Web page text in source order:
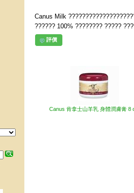
Canus Milk
?????? 100% ???????? ?????
評價
Canus 肯拿士山羊乳 身體潤膚膏 8